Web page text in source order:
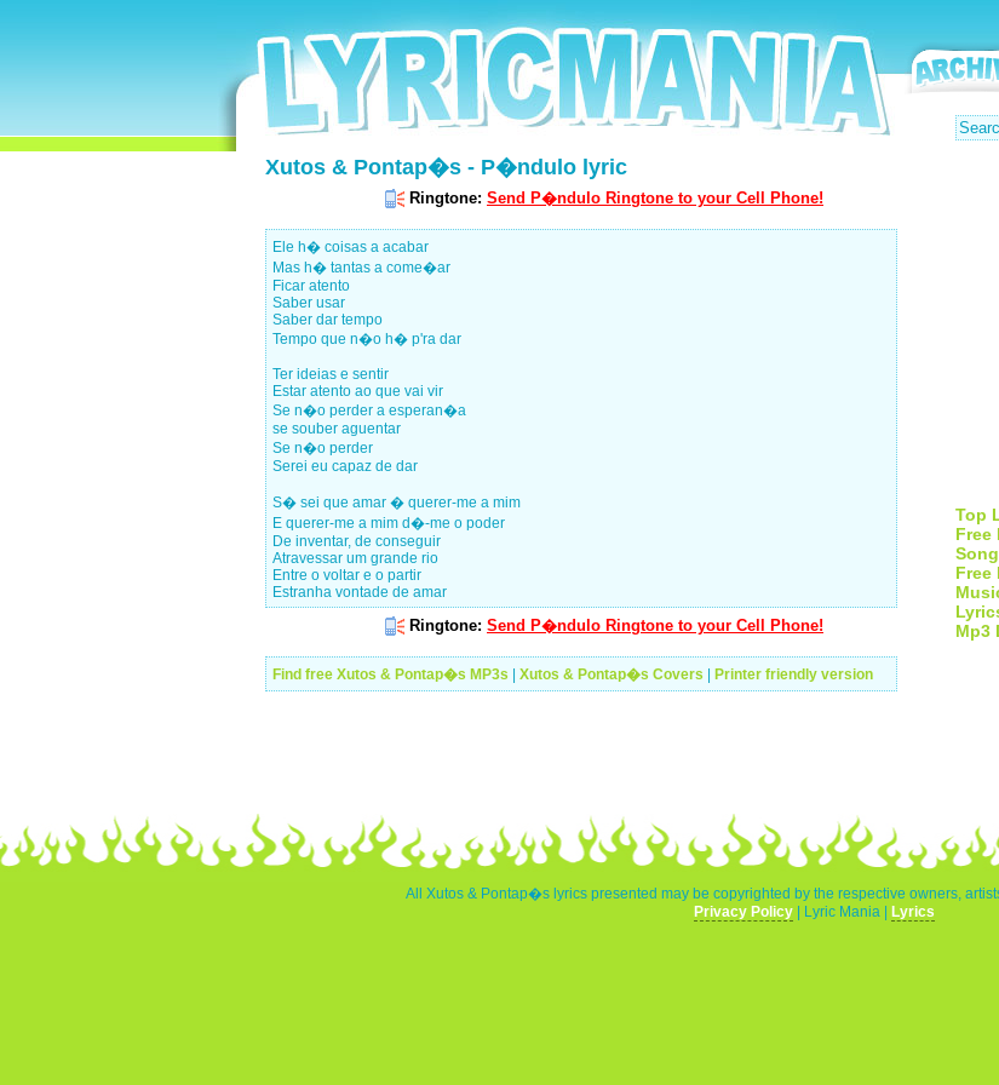
Xutos & Pontap�s - P�ndulo lyric
Ringtone: Send P�ndulo Ringtone to your Cell Phone!
Ele h� coisas a acabar
Mas h� tantas a come�ar
Ficar atento
Saber usar
Saber dar tempo
Tempo que n�o h� p'ra dar
Ter ideias e sentir
Estar atento ao que vai vir
Se n�o perder a esperan�a
se souber aguentar
Se n�o perder
Serei eu capaz de dar
S� sei que amar � querer-me a mim
E querer-me a mim d�-me o poder
De inventar, de conseguir
Atravessar um grande rio
Entre o voltar e o partir
Estranha vontade de amar
Ringtone: Send P�ndulo Ringtone to your Cell Phone!
Find free Xutos & Pontap�s MP3s Xutos & Pontap�s Covers Printer friendly version
Top
Free
Free
Mp3
All Xutos & Pontap�s lyrics presented may be copyrighted by the respective owners,
Privacy Policy| Lyric Mania | Lyrics